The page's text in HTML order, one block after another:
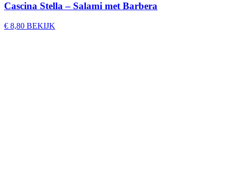
Cascina Stella – Salami met Barbera
€ 8,80 BEKIJK